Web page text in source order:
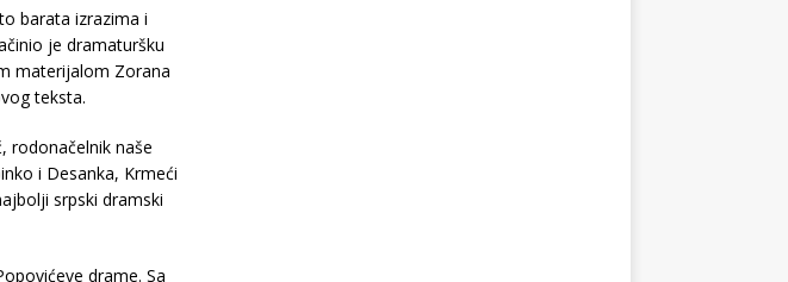
barata izrazima i
je dramaturšku
materijalom Zorana
teksta.
rodonačelnik naše
i Desanka, Krmeći
srpski dramski
drame. Sa